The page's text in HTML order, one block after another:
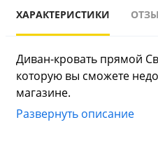
ХАРАКТЕРИСТИКИ
Диван-кровать прямой
которую вы сможете
магазине.
Стильный и
Развернуть описание